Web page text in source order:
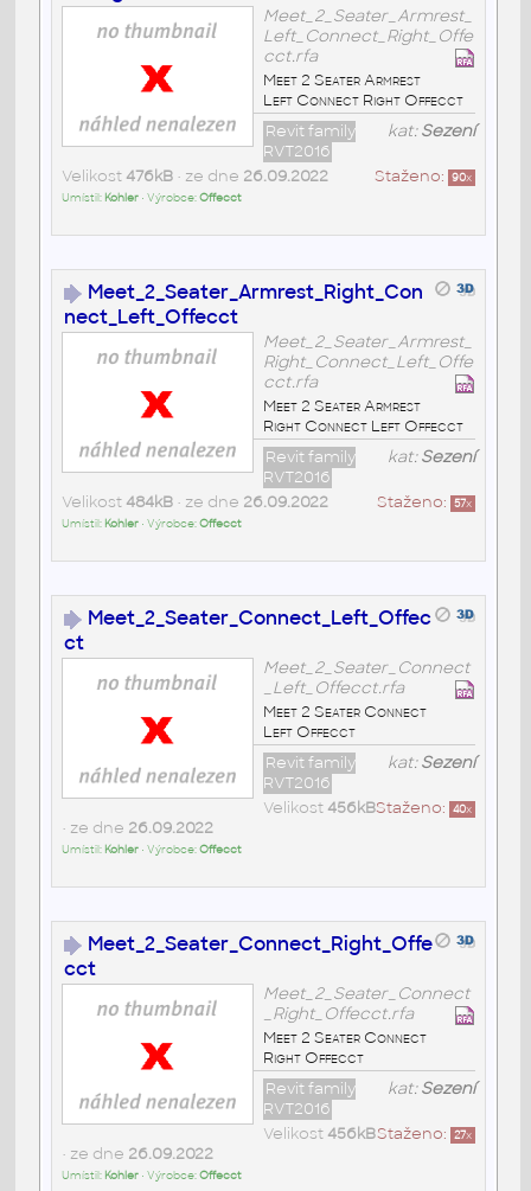
Meet_2_Seater_Armrest_
Left_Connect_Right_Offe
cct.rfa
Meet 2 Seater Armrest
Left Connect Right Offecct
kat:Sezení
Revit family
RVT2016
Staženo: 90x
Velikost 476kB• ze dne 26.09.2022
Umístil: Kohler• Výrobce:Offecct
Meet_2_Seater_Armrest_Right_Con
nect_Left_Offecct
Meet_2_Seater_Armrest_
Right_Connect_Left_Offe
cct.rfa
Meet 2 Seater Armrest
Right Connect Left Offecct
kat:Sezení
Revit family
RVT2016
Staženo: 57x
Velikost 484kB• ze dne 26.09.2022
Umístil: Kohler• Výrobce:Offecct
Meet_2_Seater_Connect_Left_Offec
ct
Meet_2_Seater_Connect
_Left_Offecct.rfa
Meet 2 Seater Connect
Left Offecct
kat:Sezení
Revit family
RVT2016
Staženo: 40x
Velikost 456kB
• ze dne 26.09.2022
Umístil: Kohler• Výrobce:Offecct
Meet_2_Seater_Connect_Right_Offe
cct
Meet_2_Seater_Connect
_Right_Offecct.rfa
Meet 2 Seater Connect
Right Offecct
kat:Sezení
Revit family
RVT2016
Staženo: 27x
Velikost 456kB
• ze dne 26.09.2022
Umístil: Kohler• Výrobce:Offecct